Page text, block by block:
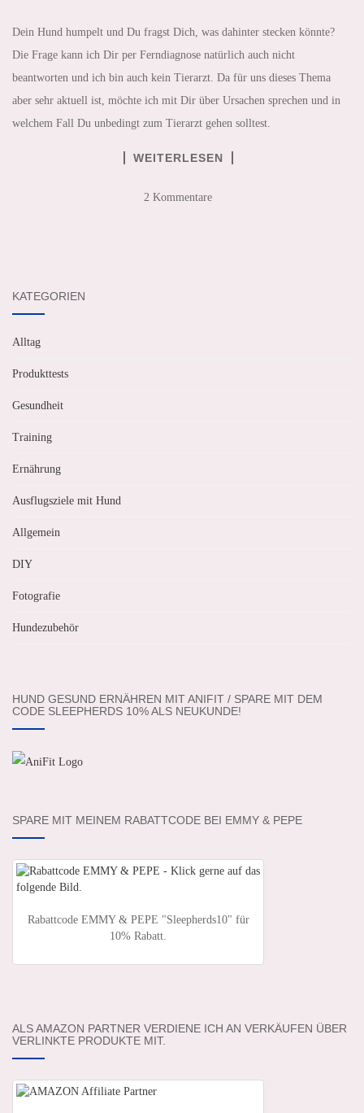
Dein Hund humpelt und Du fragst Dich, was dahinter stecken könnte?
Die Frage kann ich Dir per Ferndiagnose natürlich auch nicht
beantworten und ich bin auch kein Tierarzt. Da für uns dieses Thema
aber sehr aktuell ist, möchte ich mit Dir über Ursachen sprechen und in
welchem Fall Du unbedingt zum Tierarzt gehen solltest.
WEITERLESEN
2 Kommentare
KATEGORIEN
Alltag
Produkttests
Gesundheit
Training
Ernährung
Ausflugsziele mit Hund
Allgemein
DIY
Fotografie
Hundezubehör
HUND GESUND ERNÄHREN MIT ANIFIT / SPARE MIT DEM
CODE SLEEPHERDS 10% ALS NEUKUNDE!
SPARE MIT MEINEM RABATTCODE BEI EMMY & PEPE
Rabattcode EMMY & PEPE "Sleepherds10" für
10% Rabatt.
ALS AMAZON PARTNER VERDIENE ICH AN VERKÄUFEN ÜBER
VERLINKTE PRODUKTE MIT.